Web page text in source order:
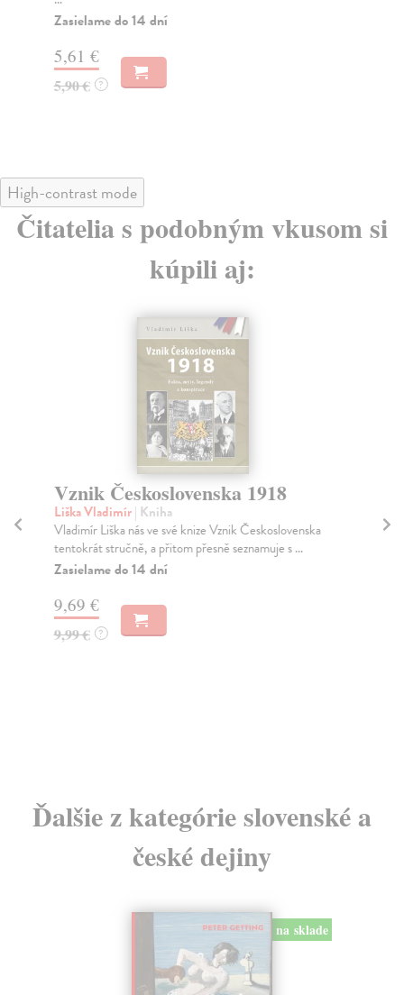
Zasielame do 14 dní
5,61 €
5,90 € ?
High-contrast mode
Čitatelia s podobným vkusom si
kúpili aj:
Vznik Československa 1918
Liška Vladimír| Kniha
Vladimír Liška nás ve své knize Vznik Československa
tentokrát stručně, a přitom přesně seznamuje s ...
Zasielame do 14 dní
9,69 €
9,99 € ?
Ďalšie z kategórie slovenské a
české dejiny
na sklade